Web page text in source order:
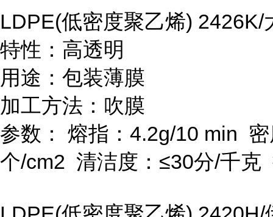
LDPE(低密度聚乙烯) 2426K/
特性：高透明
用途：包装薄膜
加工方法：吹膜
参数：
熔指： 4.2g/10 min
个/cm2 清洁度：≤30分/千克